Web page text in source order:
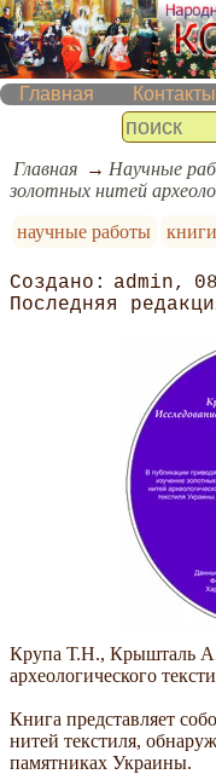
Главная Контакты
Главная Научные
золотных нитей
научные работы
книги
admin
Крупа Т.Н., Крышталь
археологического
Книга представляет
нитей текстиля,
памятниках Украины.